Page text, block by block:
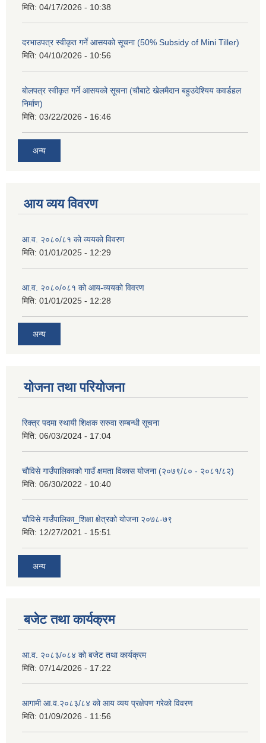
मिति: 04/17/2026 - 10:38
दरभाउपत्र स्वीकृत गर्ने आसयको सूचना (50% Subsidy of Mini Tiller)
मिति: 04/10/2026 - 10:56
बोलपत्र स्वीकृत गर्ने आसयको सूचना (चौबाटे खेलमैदान बहुउदेश्यिय कवर्डहल
निर्माण)
मिति: 03/22/2026 - 16:46
अन्य
आय व्यय विवरण
आ.व. २०८०/८१ को व्ययको विवरण
मिति: 01/01/2025 - 12:29
आ.व. २०८०/०८१ को आय-व्ययको विवरण
मिति: 01/01/2025 - 12:28
अन्य
योजना तथा परियोजना
रिक्त्र पदमा स्थायी शिक्षक सरुवा सम्बन्धी सूचना
मिति: 06/03/2024 - 17:04
चौविसे गाउँपालिकाको गाउँ क्षमता विकास योजना (२०७९/८० - २०८१/८२)
मिति: 06/30/2022 - 10:40
चौविसे गाउँपालिका_शिक्षा क्षेत्रको योजना २०७८-७९
मिति: 12/27/2021 - 15:51
अन्य
बजेट तथा कार्यक्रम
आ.व. २०८३/०८४ को बजेट तथा कार्यक्रम
मिति: 07/14/2026 - 17:22
आगामी आ.व.२०८३/८४ को आय व्यय प्रक्षेपण गरेको विवरण
मिति: 01/09/2026 - 11:56